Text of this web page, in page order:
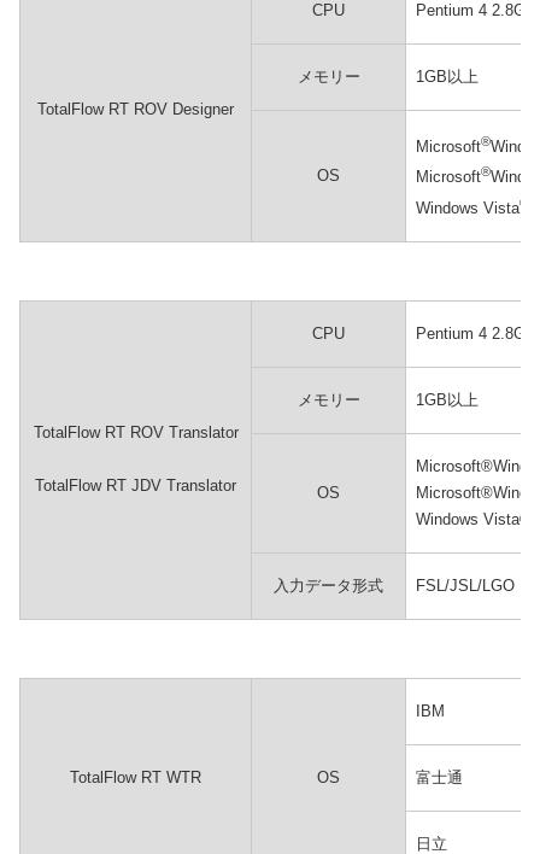
TotalFlow RT ROV Designer
CPU Pentium 4
メモリー 1GB以上
OS
Microsoft®
Microsoft®
Windows Vista®
TotalFlow RT ROV Translator
TotalFlow RT JDV Translator
CPU Pentium 4
メモリー 1GB以上
OS
Windows
入力データ形式 FSL/JSL/LGO
TotalFlow RT WTR OS
IBM
富士通
日立